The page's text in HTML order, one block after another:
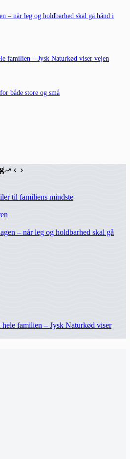
– når leg og holdbarhed skal gå hånd i
familien – Jysk Naturkød viser vejen
både store og små
til familiens mindste
– når leg og holdbarhed skal gå
familien – Jysk Naturkød viser